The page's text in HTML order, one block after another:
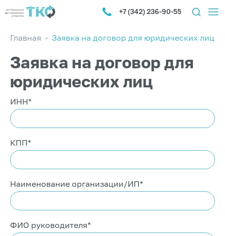
+7 (342) 236-90-55
Главная Заявка на договор для юридических лиц
Заявка на договор для
юридических лиц
ИНН*
КПП*
Наименование организации/ИП*
ФИО руководителя*